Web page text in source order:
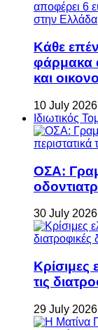
Κάθε
φάρμακα
και
10 July 2026
Ιδιωτικός
ΟΣΑ:
30 July 2026
Κρίσιμες
τις
29 July 2026